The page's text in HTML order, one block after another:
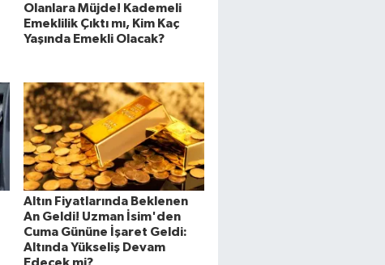
Olanlara Müjde! Kademeli
Emeklilik Çıktı mı, Kim Kaç
Yaşında Emekli Olacak?
Altın Fiyatlarında Beklenen
An Geldi! Uzman İsim'den
Cuma Gününe İşaret Geldi:
Altında Yükseliş Devam